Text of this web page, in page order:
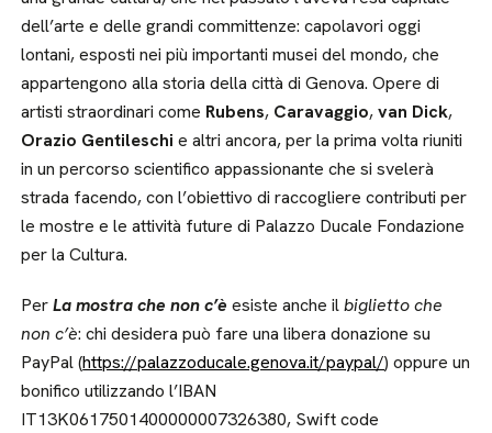
dell’arte e delle grandi committenze: capolavori oggi
lontani, esposti nei più importanti musei del mondo, che
appartengono alla storia della città di Genova. Opere di
artisti straordinari come Rubens, Caravaggio,van Dick,
Orazio Gentileschi e altri ancora, per la prima volta riuniti
in un percorso scientifico appassionante che si svelerà
strada facendo, con l’obiettivo di raccogliere contributi per
le mostre e le attività future di Palazzo Ducale Fondazione
per la Cultura.
PerLa mostra che non c’è esiste anche ilbiglietto che
non c’è: chi desidera può fare una libera donazione su
PayPal (https://palazzoducale.genova.it/paypal/) oppure un
bonifico utilizzando l’IBAN
IT13K0617501400000007326380, Swift code